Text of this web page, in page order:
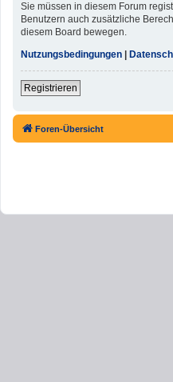
Sie müssen in diesem Forum
Benutzern auch zusätzliche
diesem Board bewegen.
Nutzungsbedingungen
Registrieren
Foren-Übersicht